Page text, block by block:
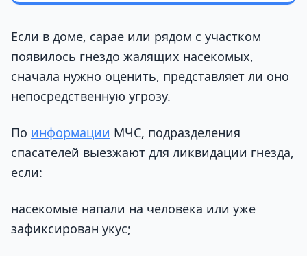
Если в доме, сарае или рядом с участком
появилось гнездо жалящих насекомых,
сначала нужно оценить, представляет ли оно
непосредственную угрозу.
По информации МЧС, подразделения
спасателей выезжают для ликвидации гнезда,
если:
насекомые напали на человека или уже
зафиксирован укус;